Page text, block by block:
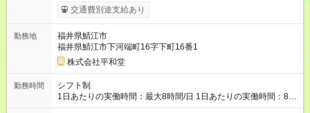
／月給21万5000円以上 ■高卒／月給20万円以上 ◎経験やスキル
を考慮、相談の上で決定します。 ◎別途、年2回の賞与（昨年度
は、時間外手当を全額支給します。 ・・・・・・・・・・・
【年収例】 380万円／担当者（月給22万円＋賞与） 500万円／
主任（月給30万円＋賞与）★中途入社最短半年もしくは1年で主
任昇格！ 710万円／次長・バイヤー（月給38万円＋賞与＋職責
手当） 870万円／店長・課長（月給53万円+職責手当） 【試用
期間】試用期間あり 試用期間の長さ：2ヶ月 雇用形態、給与は
交通費別途支給あり
勤務地
福井県鯖江市
福井県鯖江市下河端町16字下町16番1
株式会社平和堂
勤務時間
シフト制
1日あたりの実働時間：最大8時間/日 1日あたりの実働時間：8時
間 ＝＝シフト例＝＝ ◆8：00～17：00 ◆10：00～19：00